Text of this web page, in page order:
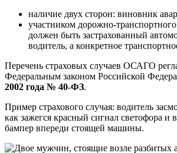
наличие двух сторон: виновник
участником дорожно-
должен быть застрахованный
водитель, а конкретное
Перечень страховых случаев ОСАГО
Федеральным законом Российской
2002 года № 40-ФЗ.
Пример страхового случая: водитель
как зажегся красный сигнал светофора и
бампер впереди стоящей машины.